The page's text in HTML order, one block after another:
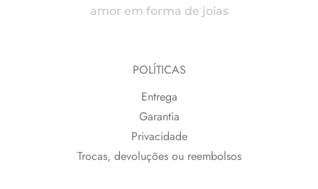
amor em forma de joias
POLÍTICAS
Entrega
Garantia
Privacidade
Trocas, devoluções ou reembolsos